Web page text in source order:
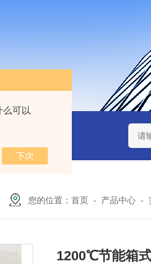
可以
器 SX2-9-17TP高温实验用热
您的位置： 首页 - 产品中心 -
1200℃节能箱